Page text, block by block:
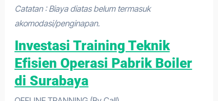
Catatan : Biaya diatas belum termasuk
akomodasi/penginapan.
Investasi Training Teknik
Efisien Operasi Pabrik Boiler
di Surabaya